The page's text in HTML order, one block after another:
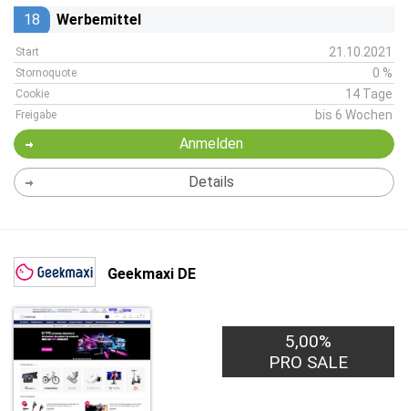
18 Werbemittel
Start 21.10.2021
Stornoquote 0 %
Cookie 14 Tage
Freigabe bis 6 Wochen
Anmelden
Details
Geekmaxi DE
5,00%
PRO SALE